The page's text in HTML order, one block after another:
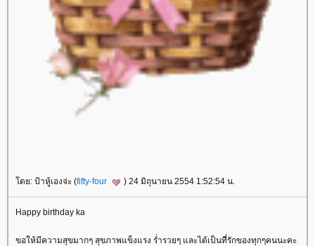
ดย: ป้าหู้เองจ่ะ (fifty-four ) 24 มิถุนายน 2554 1:52:54 น.
Happy birthday ka
ขอให้มีความสุขมากๆ สุขภาพแข็งแรง ร่ำรวยๆ และได้เป็นที่รักของทุกๆคนนะคะ